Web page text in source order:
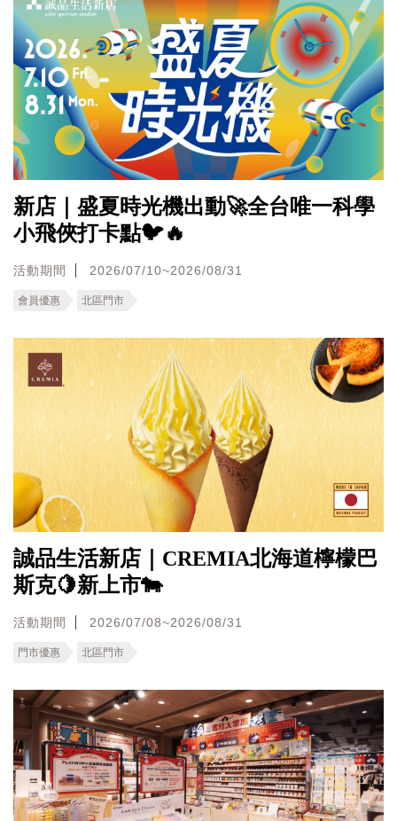
新店｜盛夏時光機出動🚀全台唯一科學
小飛俠打卡點🐦🔥
活動期間 2026/07/10~2026/08/31
會員優惠 北區門市
誠品生活新店｜CREMIA北海道檸檬巴
斯克🍋新上市🐄
活動期間 2026/07/08~2026/08/31
門市優惠 北區門市